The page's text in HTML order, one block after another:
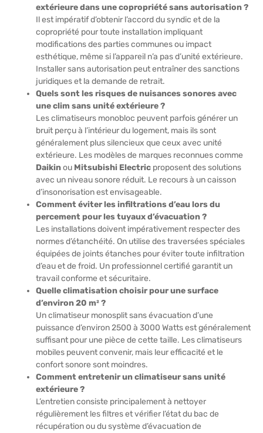
extérieure dans une copropriété sans autorisation ?
Il est impératif d’obtenir l’accord du syndic et de la
copropriété pour toute installation impliquant
modifications des parties communes ou impact
esthétique, même si l’appareil n’a pas d’unité extérieure.
Installer sans autorisation peut entraîner des sanctions
juridiques et la demande de retrait.
Quels sont les risques de nuisances sonores avec
une clim sans unité extérieure ?
Les climatiseurs monobloc peuvent parfois générer un
bruit perçu à l’intérieur du logement, mais ils sont
généralement plus silencieux que ceux avec unité
extérieure. Les modèles de marques reconnues comme
Daikinou Mitsubishi Electric proposent des solutions
avec un niveau sonore réduit. Le recours à un caisson
d’insonorisation est envisageable.
Comment éviter les infiltrations d’eau lors du
percement pour les tuyaux d’évacuation ?
Les installations doivent impérativement respecter des
normes d’étanchéité. On utilise des traversées spéciales
équipées de joints étanches pour éviter toute infiltration
d’eau et de froid. Un professionnel certifié garantit un
travail conforme et sécuritaire.
Quelle climatisation choisir pour une surface
d’environ 20 m² ?
Un climatiseur monosplit sans évacuation d’une
puissance d’environ 2500 à 3000 Watts est généralement
suffisant pour une pièce de cette taille. Les climatiseurs
mobiles peuvent convenir, mais leur efficacité et le
confort sonore sont moindres.
Comment entretenir un climatiseur sans unité
extérieure ?
L’entretien consiste principalement à nettoyer
régulièrement les filtres et vérifier l’état du bac de
récupération ou du système d’évacuation de